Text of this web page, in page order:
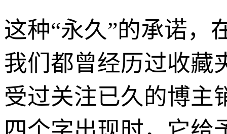
这种“永久”的承诺，
我们都曾经历过收藏
受过关注已久的博主